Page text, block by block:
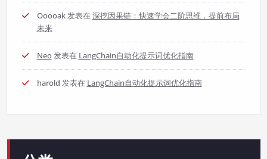
Ooooak发表在 深挖因果链：快速学会二阶思维，提前布局
未来
Neo发表在 LangChain自动化提示词优化指南
harold 发表在 LangChain自动化提示词优化指南